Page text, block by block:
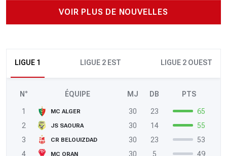
VOIR PLUS DE NOUVELLES
LIGUE 1 LIGUE 2 EST LIGUE 2 OUEST
N° ÉQUIPE MJ DB PTS
1 MC ALGER 30 23
65
2
JS SAOURA 30 14
55
3
CR BELOUIZDAD 30 23
53
4
MC ORAN 30 5 49